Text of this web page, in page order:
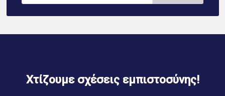
Χτίζουμε σχέσεις εμπιστοσύνης!